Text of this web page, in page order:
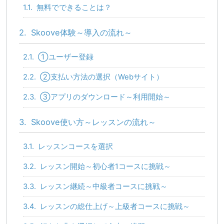
1.1. 無料でできることは？
2. Skoove体験～導入の流れ～
2.1. ①ユーザー登録
2.2. ②支払い方法の選択（Webサイト）
2.3. ③アプリのダウンロード～利用開始～
3. Skoove使い方～レッスンの流れ～
3.1. レッスンコースを選択
3.2. レッスン開始～初心者1コースに挑戦～
3.3. レッスン継続～中級者コースに挑戦～
3.4. レッスンの総仕上げ～上級者コースに挑戦～